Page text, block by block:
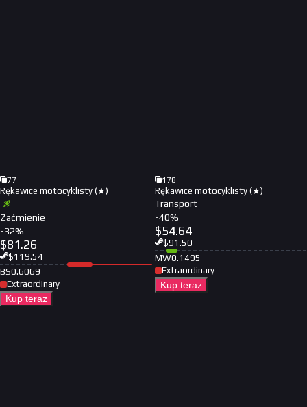
77
Rękawice motocyklisty (★)
Zaćmienie
-32%
$81.26
$119.54
BS0.6069
Extraordinary
Kup teraz
178
Rękawice motocyklisty (★)
Transport
-40%
$54.64
$91.50
MW0.1495
Extraordinary
Kup teraz